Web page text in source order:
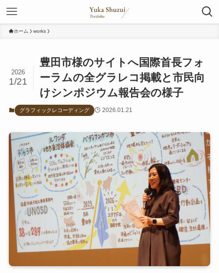
ホーム works
豊田市様のサイトへ国際首長フォ
ーラムの全グラレコ掲載と市民向
けシンポジウム報告会の様子
2026
1/21
グラフィックレコーディング 2026.01.21